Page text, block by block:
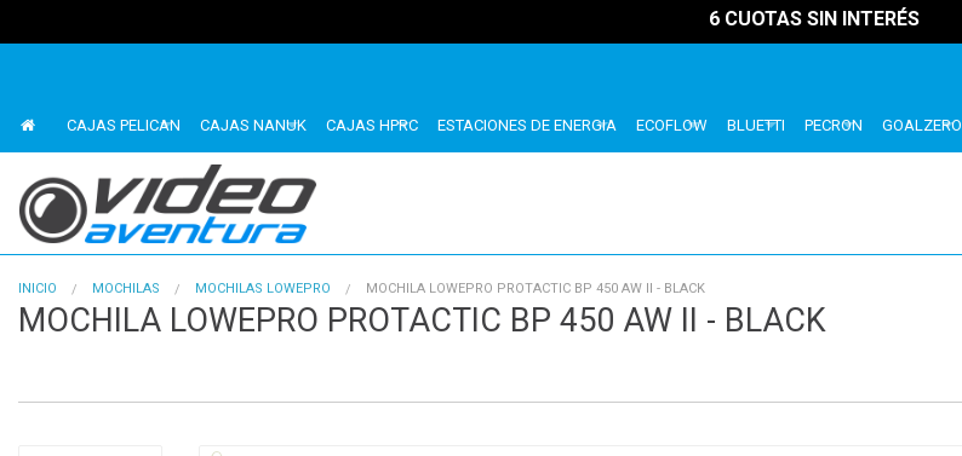
6 CUOTAS SIN INTERÉS
CAJAS PELICAN CAJAS NANUK CAJAS HPRC ESTACIONES DE ENERGIA ECOFLOW BLUETTI PECRON GOALZERO
INICIO MOCHILAS MOCHILAS LOWEPRO MOCHILA LOWEPRO PROTACTIC BP 450 AW II - BLACK
MOCHILA LOWEPRO PROTACTIC BP 450 AW II - BLACK